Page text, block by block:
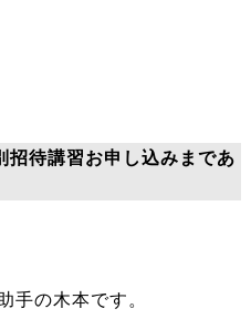
待講習お申し込みまであ
手の木本です。